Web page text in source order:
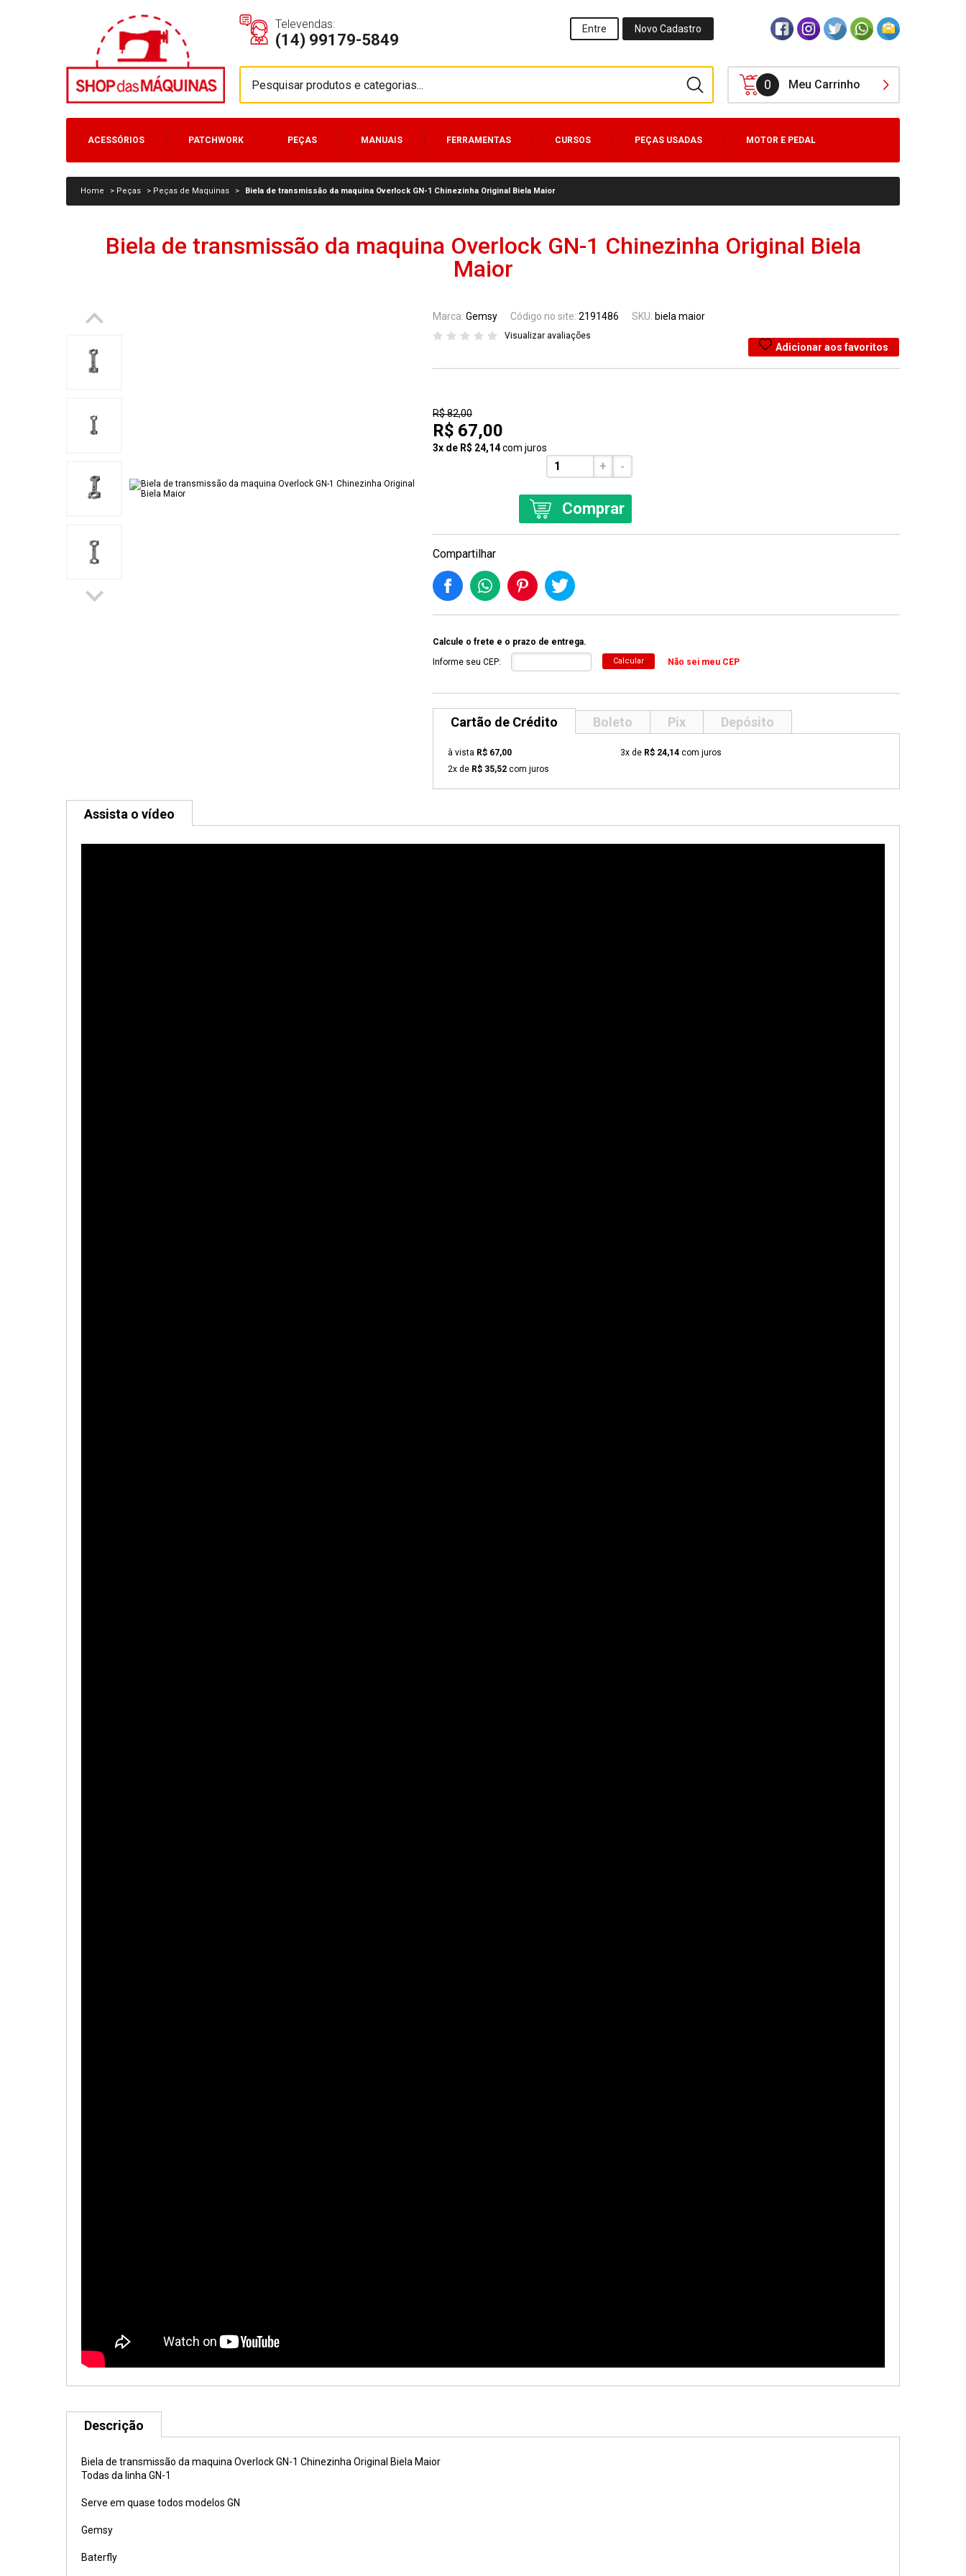
Televendas:
(14) 99179-5849
Entre Novo Cadastro
0 Meu Carrinho
ACESSÓRIOS PATCHWORK PEÇAS MANUAIS FERRAMENTAS CURSOS PEÇAS USADAS MOTOR E PEDAL
Home > Peças > Peças de Maquinas > Biela de transmissão da maquina Overlock GN-1 Chinezinha Original Biela Maior
Biela de transmissão da maquina Overlock GN-1 Chinezinha Original Biela
Maior
Marca: Gemsy Código no site: 2191486 SKU: biela maior
Visualizar avaliações
Adicionar aos favoritos
R$ 82,00
R$ 67,00
3x de R$ 24,14com juros
+ -
Comprar
Compartilhar
Calcule o frete e o prazo de entrega.
Informe seu CEP:
Calcular Não sei meu CEP
Cartão de Crédito Boleto Pix Depósito
à vista R$ 67,00
2x de R$ 35,52 com juros
3x de R$ 24,14 com juros
Assista o vídeo
Descrição
Biela de transmissão da maquina Overlock GN-1 Chinezinha Original Biela Maior
Todas da linha GN-1
Serve em quase todos modelos GN
Gemsy
Baterfly